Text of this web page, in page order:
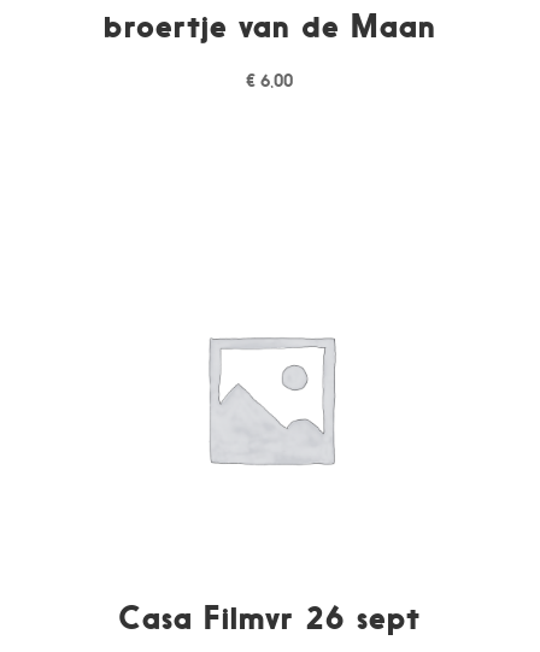
broertje van de Maan
€ 6,00
Casa Filmvr 26 sept